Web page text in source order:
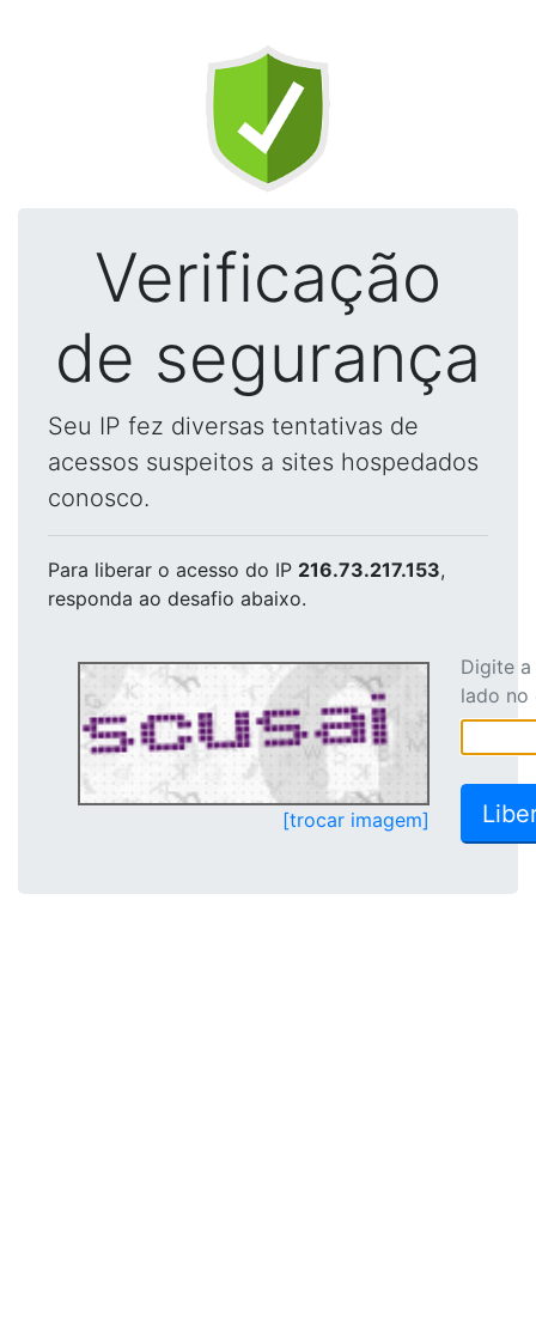
Verificação
de segurança
Seu IP fez diversas tentativas de
acessos suspeitos a sites hospedados
conosco.
Para liberar o acesso do IP 216.73.217.153,
responda ao desafio abaixo.
[trocar imagem]
Digite
lado no